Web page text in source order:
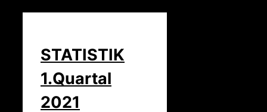
STATISTIK
1.Quartal
2021